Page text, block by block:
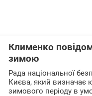
Клименко
зимою
Рада національної
Києва, який визначає
зимового періоду в